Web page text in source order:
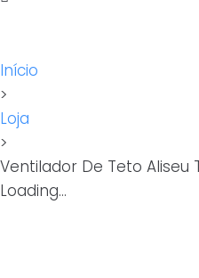
Início
>
Loja
>
Ventilador De Teto
Loading...